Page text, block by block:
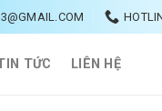
TỨC LIÊN HỆ